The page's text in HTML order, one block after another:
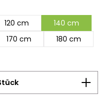
120 cm
140 cm
170 cm
180 cm
gewünschten Wert